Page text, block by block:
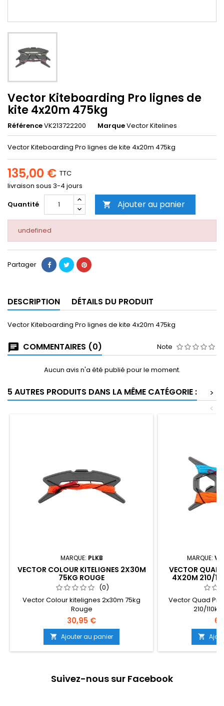
Vector Kiteboarding Pro lignes de
kite 4x20m 475kg
RéférenceVK213722200 MarqueVector Kitelines
Vector Kiteboarding Pro lignes de kite 4x20m 475kg
135,00 € TTC
livraison sous 3-4 jours
Quantité
 Ajouter au panier
undefined
Partager
DESCRIPTION DÉTAILS DU PRODUIT
Vector Kiteboarding Pro lignes de kite 4x20m 475kg
COMMENTAIRES (0) Note
Aucun avis n'a été publié pour le moment.
5 AUTRES PRODUITS DANS LA MÊME CATÉGORIE :
>
<
MARQUE: PLKB
VECTOR COLOUR KITELIGNES 2X30M
75KG ROUGE
(0)
Vector Colour kitelignes 2x30m 75kg
Rouge
30,95 €
 Ajouter au panier
MARQUE:
VECTOR QUAD
4X20M 210/
Vector Quad
210/

Suivez-nous sur Facebook